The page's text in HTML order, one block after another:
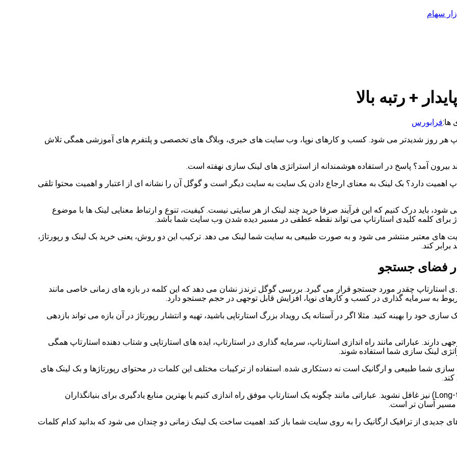
سهام
+ رتبه بالا
ها:فرابورس
هر روز شدیدتر می شود. کسب و کارهای نوپا، وب سایت های خبری، وبلاگ های تخصصی و پلتفرم های آموزشی همگی تلاش
بیرون آمد؟ پاسخ در استفاده هوشمندانه از استراتژی های لینک سازی نهفته است.
دارد؟ بک لینک به معنای ارجاع دادن یک سایت به سایت دیگر است و گوگل آن را نشانه ای از اعتبار و اهمیت محتوا تلقی
باید درک کنیم که این فرآیند صرفا خرید چند لینک از هر سایتی نیست. کیفیت، تنوع و ارتباط معنایی لینک ها با موضوع
برای کلمه کلیدی استارتاپ می تواند نقطه عطفی در مسیر دیده شدن وب سایت شما باشد.
های معتبر منتشر می شود و به صورت طبیعی به سایت شما لینک می دهد. ترکیب این دو روش، یعنی خرید بک لینک و رپورتاژ،
کند.
فضای جستجو
استارتاپ چقدر مورد جستجو قرار می گیرد. بررسی گوگل ترندز نشان می دهد که این کلمه در بازه های زمانی خاصی مانند
مربوط به سرمایه گذاری در کسب و کارهای نوپا، افزایش قابل توجهی در حجم جستجو دارد.
خود را بهینه کنید. مثلا اگر در آستانه یک رویداد بزرگ استارتاپی باشید، تهیه و انتشار رپورتاژ در آن بازه می تواند بازدهی
عباراتی مانند راه اندازی استارتاپ، سرمایه گذاری در استارتاپ، ایده های استارتاپی و شتاب دهنده استارتاپ همگی
لینک سازی شما استفاده شوند.
شما طبیعی و ارگانیک است نه دستکاری شده. استفاده از ترکیبات مختلف این کلمات در محتوای رپورتاژها و بک لینک های
نکته مهم این است که باید از کلمات کلیدی با دنباله بلند (Long-tail) نیز غافل نشوید. عباراتی مانند چگونه یک استارتاپ موفق راه اندازی کنیم یا بهترین منابع یادگیری برای بنیانگذاران
مسیر آسان تر است.
جدیدی از ترافیک ارگانیک را به روی سایت شما باز کند. اهمیت ساخت بک لینک زمانی دو چندان می شود که بدانید کدام کلمات